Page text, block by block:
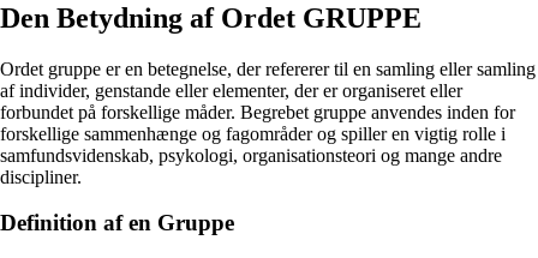
Den Betydning af Ordet GRUPPE
Ordet gruppe er en betegnelse, der refererer til en samling eller samling
af individer, genstande eller elementer, der er organiseret eller
forbundet på forskellige måder. Begrebet gruppe anvendes inden for
forskellige sammenhænge og fagområder og spiller en vigtig rolle i
samfundsvidenskab, psykologi, organisationsteori og mange andre
discipliner.
Definition af en Gruppe